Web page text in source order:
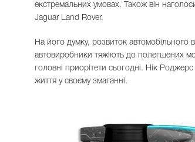
екстремальних умовах. Також він
Jaguar Land Rover.
На його думку, розвиток автомобільного
автовиробники тяжіють до полегшених
головні приорітети сьогодні. Нік
життя у своєму змаганні.